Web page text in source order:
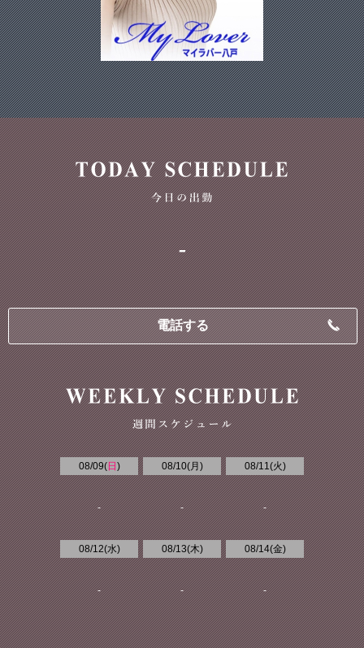
-
電話する
08/09(日 )
-
08/10(月 )
-
08/11(火)
-
08/12(水)
-
08/13(木)
-
08/14(金)
-